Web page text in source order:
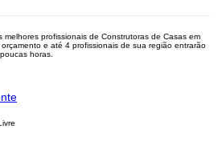
profissionais de Construtoras de Casas em
e até 4 profissionais de sua região entrarão
horas.